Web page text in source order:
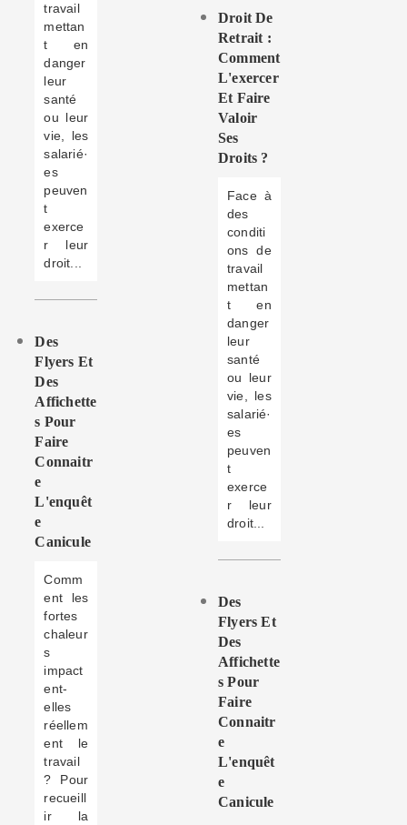
travail
mettan
t en
danger
leur
santé
ou leur
vie, les
salarié·
es
peuven
t
exerce
r leur
droit...
Des
Flyers Et
Des
Affichette
S Pour
Faire
Connaitr
E
L'enquêt
E
Canicule
Comm
ent les
fortes
chaleur
s
impact
ent-
elles
réellem
ent le
travail
? Pour
recueill
ir la
Droit De
Retrait :
Comment
L'exercer
Et Faire
Valoir
Ses
Droits ?
Face à
des
conditi
ons de
travail
mettan
t en
danger
leur
santé
ou leur
vie, les
salarié·
es
peuven
t
exerce
r leur
droit...
Des
Flyers Et
Des
Affichette
S Pour
Faire
Connaitr
E
L'enquêt
E
Canicule